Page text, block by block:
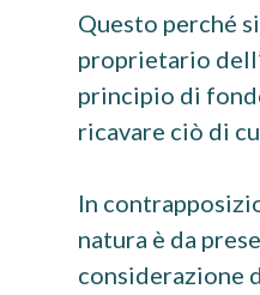
Questo perché
proprietario
principio di
ricavare ciò di
In
natura è da
considerazione